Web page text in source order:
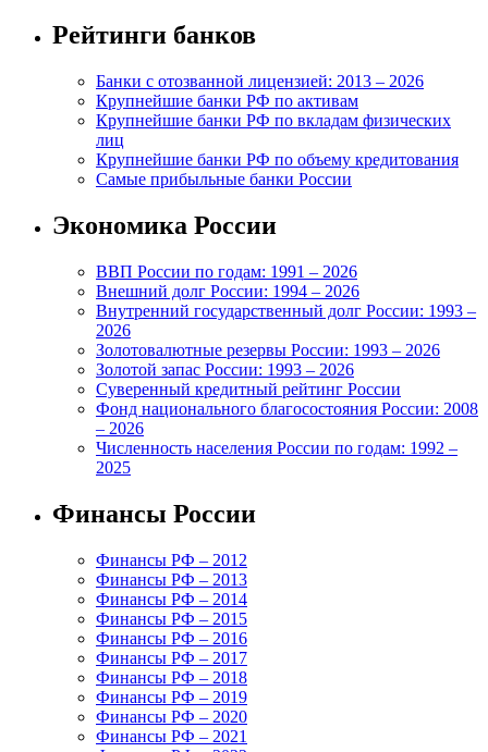
Рейтинги банков
Банки с отозванной лицензией: 2013 – 2026
Крупнейшие банки РФ по активам
Крупнейшие банки РФ по вкладам физических
лиц
Крупнейшие банки РФ по объему кредитования
Самые прибыльные банки России
Экономика России
ВВП России по годам: 1991 – 2026
Внешний долг России: 1994 – 2026
Внутренний государственный долг России: 1993 –
2026
Золотовалютные резервы России: 1993 – 2026
Золотой запас России: 1993 – 2026
Суверенный кредитный рейтинг России
Фонд национального благосостояния России: 2008
– 2026
Численность населения России по годам: 1992 –
2025
Финансы России
Финансы РФ – 2012
Финансы РФ – 2013
Финансы РФ – 2014
Финансы РФ – 2015
Финансы РФ – 2016
Финансы РФ – 2017
Финансы РФ – 2018
Финансы РФ – 2019
Финансы РФ – 2020
Финансы РФ – 2021